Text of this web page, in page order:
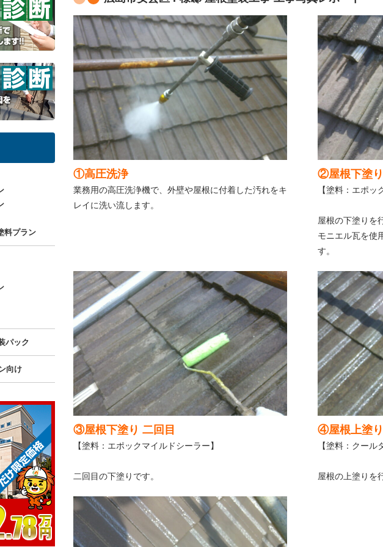
①高圧洗浄
業務用の高圧洗浄機で、外壁や屋根に付着した汚れをキ
レイに洗い流します。
②屋根下塗り
【塗料：エポッ
屋根の下塗りを
モニエル瓦を使
す。
③屋根下塗り 二回目
【塗料：エポックマイルドシーラー】
二回目の下塗りです。
④屋根上塗り
【塗料：クール
屋根の上塗りを
料プラン
パック
向け